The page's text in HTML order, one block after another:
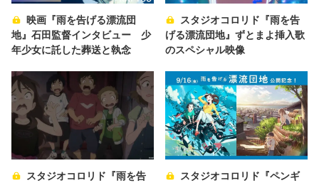
映画『雨を告げる漂流団
地』石田監督インタビュー 少
年少女に託した葬送と執念
スタジオコロリド『雨を告
げる漂流団地』ずとまよ挿入歌
のスペシャル映像
スタジオコロリド『雨を告
スタジオコロリド『ペンギ